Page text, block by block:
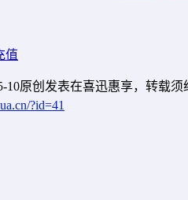
值
10原创发表在喜迅惠享，转载
?id=41